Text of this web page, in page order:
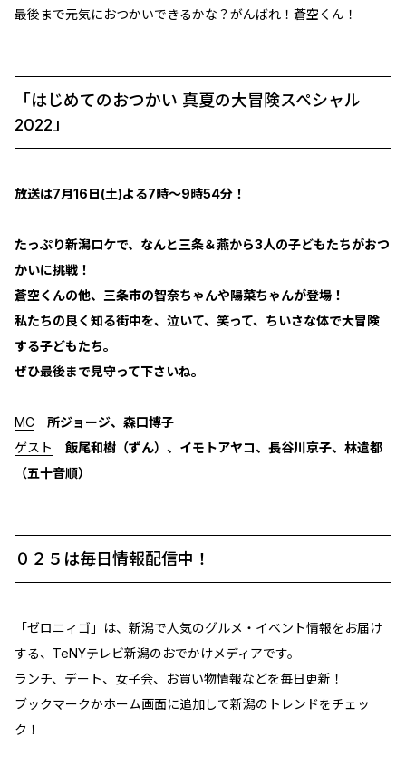
最後まで元気におつかいできるかな？がんばれ！蒼空くん！
「はじめてのおつかい 真夏の大冒険スペシャル
2022」
放送は7月16日(土)よる7時～9時54分！
たっぷり新潟ロケで、なんと三条＆燕から3人の子どもたちがおつ
かいに挑戦！
蒼空くんの他、三条市の智奈ちゃんや陽菜ちゃんが登場！
私たちの良く知る街中を、泣いて、笑って、ちいさな体で大冒険
する子どもたち。
ぜひ最後まで見守って下さいね。
MC 所ジョージ、森口博子
ゲスト
飯尾和樹（ずん）、イモトアヤコ、長谷川京子、林遣都
（五十音順）
０２５は毎日情報配信中！
「ゼロニィゴ」は、新潟で人気のグルメ・イベント情報をお届け
する、TeNYテレビ新潟のおでかけメディアです。
ランチ、デート、女子会、お買い物情報などを毎日更新！
ブックマークかホーム画面に追加して新潟のトレンドをチェッ
ク！